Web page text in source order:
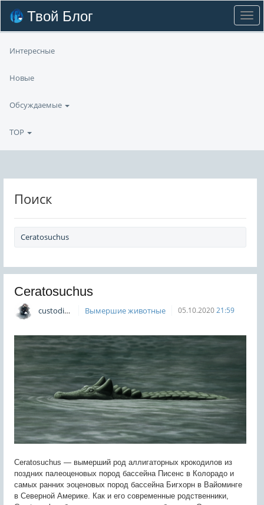
Твой Блог
Интересные
Новые
Обсуждаемые
TOP
Поиск
Ceratosuchus
custodian Вымершие животные 05.10.2020 21:59
Ceratosuchus — вымерший род аллигаторных крокодилов из
поздних палеоценовых пород бассейна Писенс в Колорадо и
самых ранних эоценовых пород бассейна Бигхорн в Вайоминге
в Северной Америке. Как и его современные родственники,